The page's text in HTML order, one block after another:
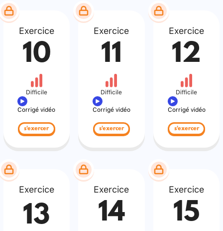
Exercice
10
Difficile
Corrigé vidéo
s'exercer
Exercice
11
Difficile
Corrigé vidéo
s'exercer
Exercice
12
Difficile
Corrigé vidéo
s'exercer
Exercice
13
Exercice
14
Exercice
15